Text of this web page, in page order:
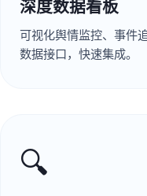
深度数据看板
可视化舆情监控、事件
数据接口，快速集成。
🔍